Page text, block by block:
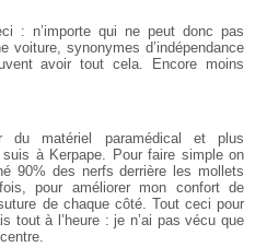
: n’importe qui ne peut donc pas
voiture, synonymes d’indépendance
avoir tout cela. Encore moins
du matériel paramédical et plus
à Kerpape. Pour faire simple on
90% des nerfs derrière les mollets
pour améliorer mon confort de
de chaque côté. Tout ceci pour
tout à l’heure : je n’ai pas vécu que